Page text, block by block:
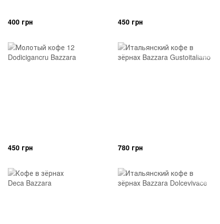
400 грн 450 грн
450 грн 780 грн